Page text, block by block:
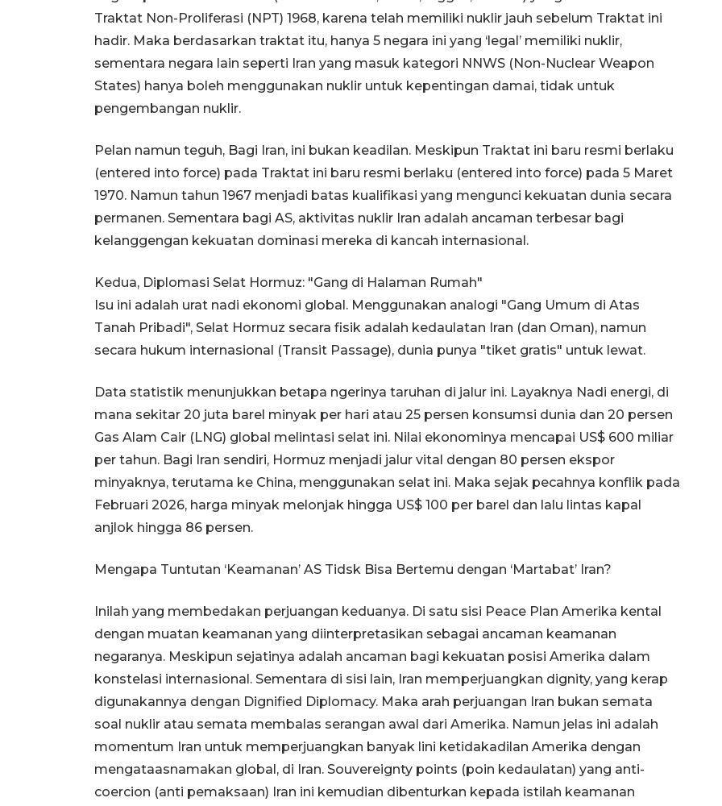
Traktat Non-Proliferasi (NPT) 1968, karena telah memiliki nuklir jauh sebelum Traktat ini
hadir. Maka berdasarkan traktat itu, hanya 5 negara ini yang ‘legal’ memiliki nuklir,
sementara negara lain seperti Iran yang masuk kategori NNWS (Non-Nuclear Weapon
States) hanya boleh menggunakan nuklir untuk kepentingan damai, tidak untuk
pengembangan nuklir.
Pelan namun teguh, Bagi Iran, ini bukan keadilan. Meskipun Traktat ini baru resmi berlaku
(entered into force) pada Traktat ini baru resmi berlaku (entered into force) pada 5 Maret
1970. Namun tahun 1967 menjadi batas kualifikasi yang mengunci kekuatan dunia secara
permanen. Sementara bagi AS, aktivitas nuklir Iran adalah ancaman terbesar bagi
kelanggengan kekuatan dominasi mereka di kancah internasional.
Kedua, Diplomasi Selat Hormuz: "Gang di Halaman Rumah"
Isu ini adalah urat nadi ekonomi global. Menggunakan analogi "Gang Umum di Atas
Tanah Pribadi", Selat Hormuz secara fisik adalah kedaulatan Iran (dan Oman), namun
secara hukum internasional (Transit Passage), dunia punya "tiket gratis" untuk lewat.
Data statistik menunjukkan betapa ngerinya taruhan di jalur ini. Layaknya Nadi energi, di
mana sekitar 20 juta barel minyak per hari atau 25 persen konsumsi dunia dan 20 persen
Gas Alam Cair (LNG) global melintasi selat ini. Nilai ekonominya mencapai US$ 600 miliar
per tahun. Bagi Iran sendiri, Hormuz menjadi jalur vital dengan 80 persen ekspor
minyaknya, terutama ke China, menggunakan selat ini. Maka sejak pecahnya konflik pada
Februari 2026, harga minyak melonjak hingga US$ 100 per barel dan lalu lintas kapal
anjlok hingga 86 persen.
Mengapa Tuntutan ‘Keamanan’ AS Tidsk Bisa Bertemu dengan ‘Martabat’ Iran?
Inilah yang membedakan perjuangan keduanya. Di satu sisi Peace Plan Amerika kental
dengan muatan keamanan yang diinterpretasikan sebagai ancaman keamanan
negaranya. Meskipun sejatinya adalah ancaman bagi kekuatan posisi Amerika dalam
konstelasi internasional. Sementara di sisi lain, Iran memperjuangkan dignity, yang kerap
digunakannya dengan Dignified Diplomacy. Maka arah perjuangan Iran bukan semata
soal nuklir atau semata membalas serangan awal dari Amerika. Namun jelas ini adalah
momentum Iran untuk memperjuangkan banyak lini ketidakadilan Amerika dengan
mengataasnamakan global, di Iran. Souvereignty points (poin kedaulatan) yang anti-
coercion (anti pemaksaan) Iran ini kemudian dibenturkan kepada istilah keamanan